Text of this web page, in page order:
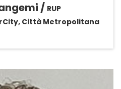
/ RUP
Città Metropolitana